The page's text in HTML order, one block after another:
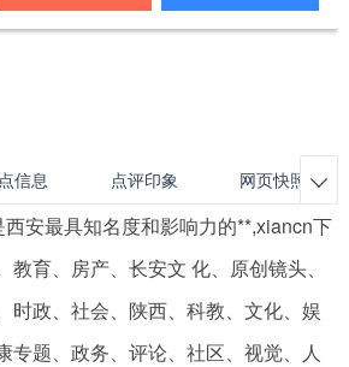
信息 点评印象 网页快照 
安最具知名度和影响力的**,xiancn下
育、房产、长安文 化、原创镜头、
时政、社会、陕西、科教、文化、娱
专题、政务、评论、社区、视觉、人